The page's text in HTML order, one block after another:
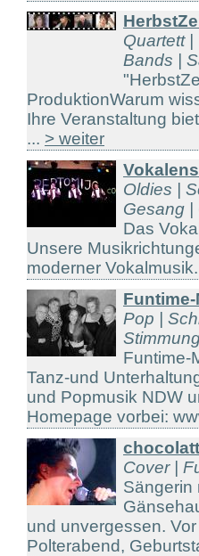
Quartett
Bands |
ProduktionWarum
Ihre Veranstaltung
... > weiter
Oldies |
Gesang |
Das
Unsere
moderner
Pop |
Funtime-
Tanz-und
und Popmusik NDW
Homepage vorbei:
Cover |
Sängerin
und unvergessen.
Polterabend,